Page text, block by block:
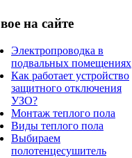
на сайте
Электропроводка в
подвальных помещениях
Как работает устройство
защитного отключения
УЗО?
Монтаж теплого пола
Виды теплого пола
Выбираем
полотенцесушитель